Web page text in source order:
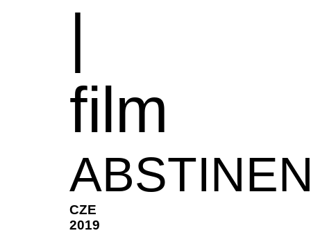
|
film
CZE
2019